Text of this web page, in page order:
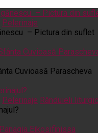
Pelerinaje
– Pictura din suflet
Cuvioasă Parascheva
Pelerinaje Rânduieli